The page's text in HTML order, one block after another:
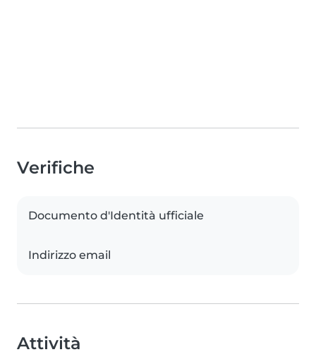
Verifiche
Documento d'Identità ufficiale
Indirizzo email
Attività